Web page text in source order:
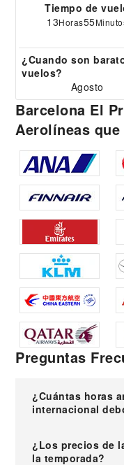
Tiempo de
13Horas55
¿Cuando son
vuelos?
Agosto
Barcelona El
Aerolíneas
Preguntas
¿Cuántas horas
internacional
¿Los precios de
la temporada?